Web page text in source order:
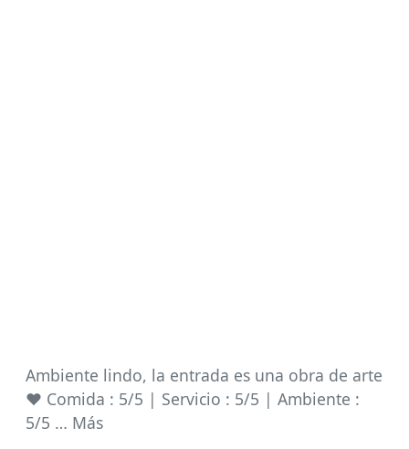
Ambiente lindo, la entrada es una obra de arte
❤️ Comida : 5/5 | Servicio : 5/5 | Ambiente :
5/5 … Más